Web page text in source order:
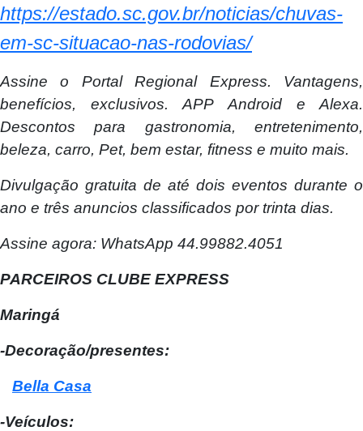
https://estado.sc.gov.br/noticias/chuvas-
em-sc-situacao-nas-rodovias/
Assine o Portal Regional Express. Vantagens,
benefícios, exclusivos. APP Android e Alexa.
Descontos para gastronomia, entretenimento,
beleza, carro, Pet, bem estar, fitness e muito mais.
Divulgação gratuita de até dois eventos durante o
ano e três anuncios classificados por trinta dias.
Assine agora: WhatsApp 44.99882.4051
PARCEIROS CLUBE EXPRESS
Maringá
-Decoração/presentes:
Bella Casa
-Veículos: